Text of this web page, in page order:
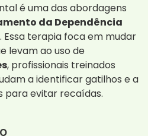
é uma das abordagens
da Dependência
. Essa terapia foca em mudar
levam ao uso de
, profissionais treinados
a identificar gatilhos e a
para evitar recaídas.